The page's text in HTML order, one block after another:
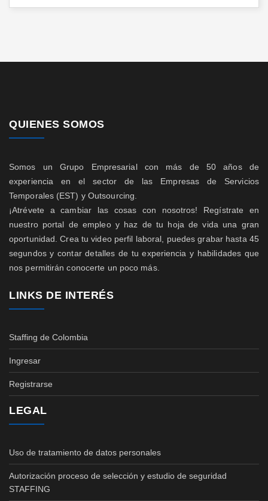
QUIENES SOMOS
Somos un Grupo Empresarial con más de 50 años de
experiencia en el sector de las Empresas de Servicios
Temporales (EST) y Outsourcing.
¡Atrévete a cambiar las cosas con nosotros! Regístrate en
nuestro portal de empleo y haz de tu hoja de vida una gran
oportunidad. Crea tu video perfil laboral, puedes grabar hasta 45
segundos y contar detalles de tu experiencia y habilidades que
nos permitirán conocerte un poco más.
LINKS DE INTERÉS
Staffing de Colombia
Ingresar
Registrarse
LEGAL
Uso de tratamiento de datos personales
Autorización proceso de selección y estudio de seguridad
STAFFING